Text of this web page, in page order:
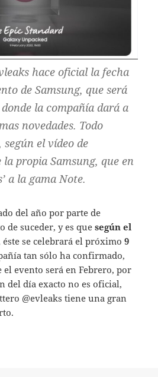
hace oficial la fecha
de Samsung, que será
la compañía dará a
novedades. Todo
el vídeo de
la propia Samsung, que en
a la gama Note.
del año por parte de
de suceder, y es quesegún el
éste se celebrará el próximo9
tan sólo ha confirmado,
evento será en Febrero, por
del día exacto no es oficial,
@evleaks tiene una gran
serie Samsung Galaxy S22